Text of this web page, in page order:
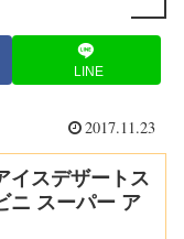
LINE
2017.11.23
イスデザートス
ニ スーパー ア